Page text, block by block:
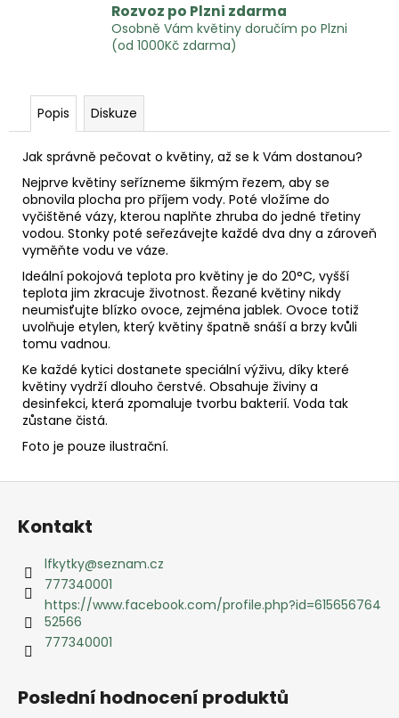
Rozvoz po Plzni zdarma
Osobně Vám květiny doručím po Plzni
(od 1000Kč zdarma)
Popis Diskuze
Jak správně pečovat o květiny, až se k Vám dostanou?
Nejprve květiny seřízneme šikmým řezem, aby se
obnovila plocha pro příjem vody. Poté vložíme do
vyčištěné vázy, kterou naplňte zhruba do jedné třetiny
vodou. Stonky poté seřezávejte každé dva dny a zároveň
vyměňte vodu ve váze.
Ideální pokojová teplota pro květiny je do 20°C, vyšší
teplota jim zkracuje životnost. Řezané květiny nikdy
neumisťujte blízko ovoce, zejména jablek. Ovoce totiž
uvolňuje etylen, který květiny špatně snáší a brzy kvůli
tomu vadnou.
Ke každé kytici dostanete speciální výživu, díky které
květiny vydrží dlouho čerstvé. Obsahuje živiny a
desinfekci, která zpomaluje tvorbu bakterií. Voda tak
zůstane čistá.
Foto je pouze ilustrační.
Z
Kontakt
lfkytky@seznam.cz
777340001
https://www.facebook.com/profile.php?id=615656764
52566
777340001
Poslední hodnocení produktů